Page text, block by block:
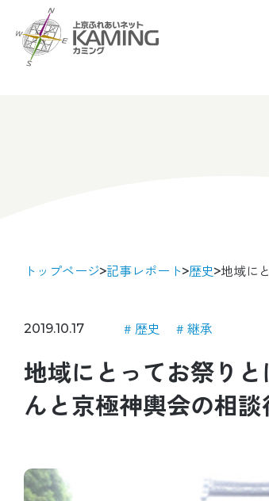
トップページ 記事レポート 歴史 地域に
2019.10.17 歴史 継承
地域にとってお祭り
んと京極神輿会の相談